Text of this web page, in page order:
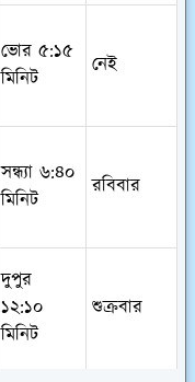
ভোর ৫:১৫
মিনিট
নেই
সন্ধ্যা ৬:৪০
মিনিট
রবিবার
দুপুর
১২:১০
মিনিট
শুক্রবার